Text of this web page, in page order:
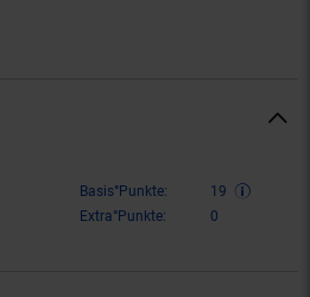
Basis°Punkte:
19
Extra°Punkte:
0